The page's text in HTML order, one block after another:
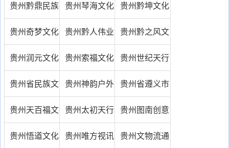
责任公司
传媒有限公司 文化传播有限
公司
科技服务有限
责任公司
贵州黔鼎民族
文化产业有限
公司
贵州琴海文化
传播有限公司
贵州黔坤文化
发展股份有限
公司
贵州奇梦文化
传播有限公司
贵州黔人伟业
文化传播有限
公司
贵州黔之风文
化传播有限公
司
贵州润元文化
传媒有限公司
贵州索福文化
传播有限公司
贵州世纪天行
文化传媒有限
公司
贵州省民族文
化产业开发促
进会
贵州神韵户外
传媒有限公司
贵州省遵义市
坤宴酒业有限
责任公司
贵州天百福文
化传媒有限公
贵州太初天行
传媒有限公司
贵州图南创意
文化传媒有限
贵州悟道文化 贵州唯方视讯 贵州文物流通